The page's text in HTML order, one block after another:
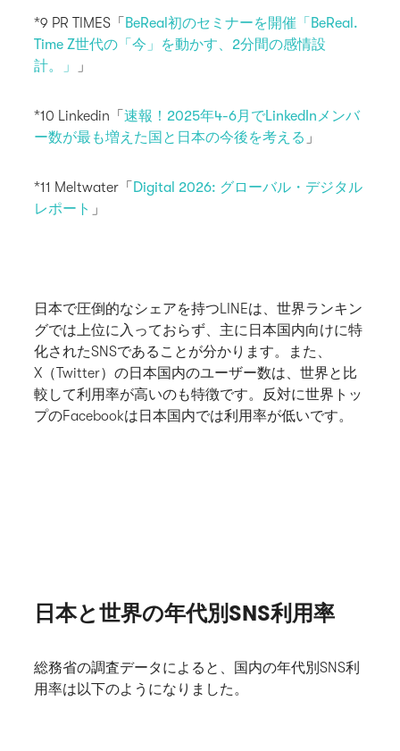
*9 PR TIMES「 BeReal初のセミナーを開催「BeReal.
Time Z世代の「今」を動かす、2分間の感情設
計。」
」
*10 Linkedin「速報！2025年4-6月でLinkedInメンバ
ー数が最も増えた国と日本の今後を考える 」
*11 Meltwater「 Digital 2026: グローバル・デジタル
レポート 」
日本で圧倒的なシェアを持つLINEは、世界ランキン
グでは上位に入っておらず、主に日本国内向けに特
化されたSNSであることが分かります。また、
X（Twitter）の日本国内のユーザー数は、世界と比
較して利用率が高いのも特徴です。反対に世界トッ
プのFacebookは日本国内では利用率が低いです。
日本と世界の年代別SNS利用率
総務省の調査データによると、国内の年代別SNS利
用率は以下のようになりました。